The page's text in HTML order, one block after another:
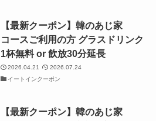
【最新クーポン】韓のあじ家
コースご利用の方 グラスドリンク
1杯無料 or 飲放30分延長
2026.04.21
2026.07.24
イートインクーポン
【最新クーポン】韓のあじ家